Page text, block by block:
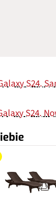
S24.
S24.